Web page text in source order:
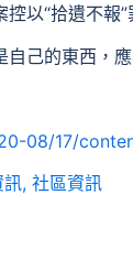
以“拾遺不報
己的東西，
08/17/
訊, 社區資訊